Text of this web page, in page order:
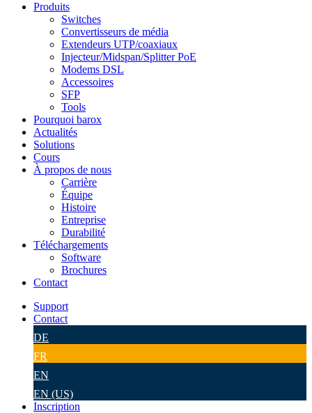
Produits
Switches
Convertisseurs de média
Extendeurs UTP/coaxiaux
Injecteur/Midspan/Splitter PoE
Modems DSL
Accessoires
SFP
Tools
Pourquoi barox
Actualités
Solutions
Cours
À propos de nous
Carrière
Équipe
Histoire
Entreprise
Durabilité
Téléchargements
Software
Brochures
Contact
Support
Contact
DE
FR
EN
EN (US)
Inscription